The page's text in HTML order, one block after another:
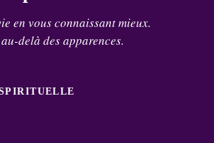
en vous connaissant mieux.
delà des apparences.